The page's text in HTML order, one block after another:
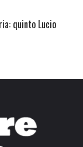
quinto Lucio